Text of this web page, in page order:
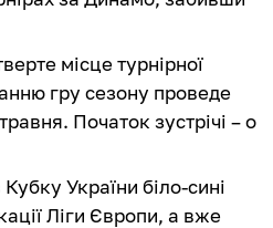
місце турнірної
гру сезону проведе
Початок зустрічі – о
України біло-сині
Ліги Європи, а вже